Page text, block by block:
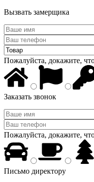
Вызвать замерщика
Пожалуйста, докажите,
Заказать звонок
Пожалуйста, докажите,
Письмо директору